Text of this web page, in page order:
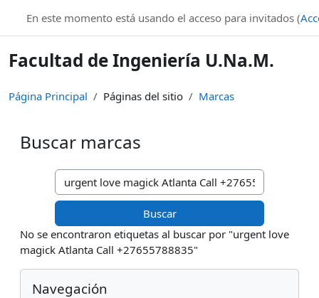
En este momento está usando el acceso para invitados (
Facultad de Ingeniería U.Na.M.
Página Principal Páginas del sitio Marcas
Buscar marcas
Buscar marcas
No se encontraron etiquetas al buscar por "urgent love
magick Atlanta Call +27655788835"
Bloques
Salta Navegación
Navegación